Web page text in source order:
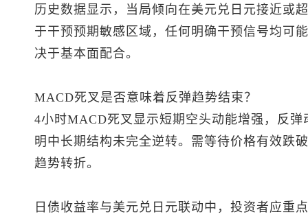
历史数据显示，当局倾向在美元兑日元接近或
于干预预期敏感区域，任何明确干预信号均可
决于基本面配合。
MACD死叉是否意味着反弹趋势结束？
4小时MACD死叉显示短期空头动能增强，反
明中长期结构未完全逆转。需等待价格有效跌
趋势转折。
日债收益率与 美元兑日元联动中，投资者应重